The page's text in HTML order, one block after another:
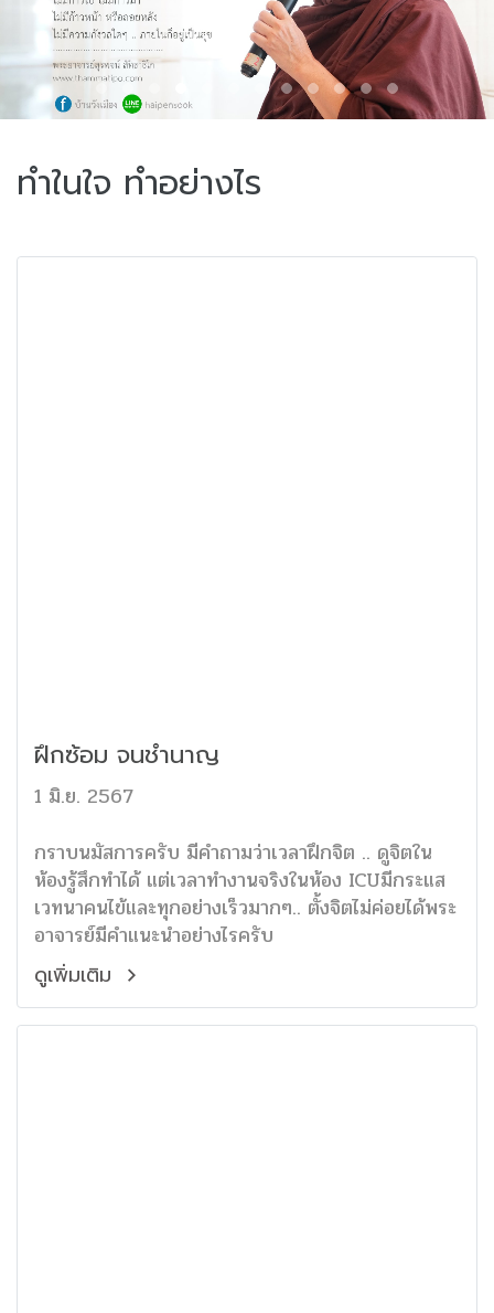
ทำในใจ ทำอย่างไร
ฝึกซ้อม จนชำนาญ
1 มิ.ย. 2567
กราบนมัสการครับ มีคำถามว่าเวลาฝึกจิต .. ดูจิตใน
ห้องรู้สึกทำได้ แต่เวลาทำงานจริงในห้อง ICUมีกระแส
เวทนาคนไข้และทุกอย่างเร็วมากๆ.. ตั้งจิตไม่ค่อยได้พระ
อาจารย์มีคำแนะนำอย่างไรครับ
ดูเพิ่มเติม